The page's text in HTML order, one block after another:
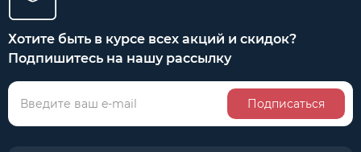
Хотите быть в курсе всех акций и скидок?
Подпишитесь на нашу рассылку
Подписаться